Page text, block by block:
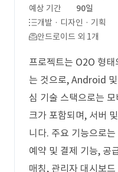
예상 기간
90일
개발 · 디자인 · 기획
안드로이드 외 1개
프로젝트는 O2O 형
는 것으로, Android
심 기술 스택으로는
크가 포함되며, 서버
니다. 주요 기능으로
예약 및 결제 기능, 공
매칭, 관리자 대시보